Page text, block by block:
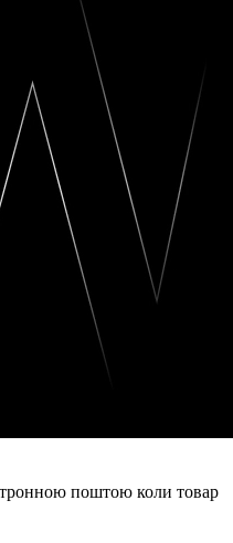
поштою коли товар